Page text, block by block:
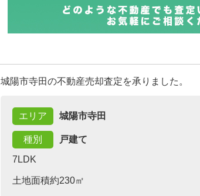
城陽市寺田の不動産売却査定を承りました。
エリア 城陽市寺田
種別
戸建て
7LDK
土地面積約230㎡